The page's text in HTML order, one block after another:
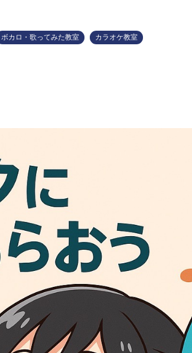
ボカロ・歌ってみた教室 カラオケ教室